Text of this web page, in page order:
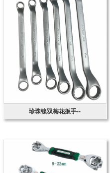
珍珠镍双梅花扳手--